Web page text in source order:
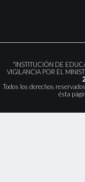
“INSTITUCIÓN DE
VIGILANCIA POR EL
Todos los derechos
ésta